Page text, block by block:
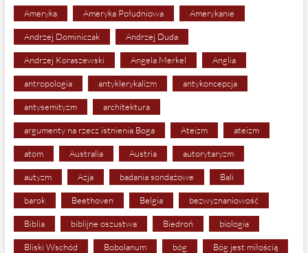
Ameryka Ameryka Południowa Amerykanie
Andrzej Dominiczak Andrzej Duda
Andrzej Koraszewski Angela Merkel Anglia
antropologia antyklerykalizm antykoncepcja
antysemityzm architektura
argumenty na rzecz istnienia Boga Ateizm ateizm
atom Australia Austria autorytaryzm
autyzm Azja badania sondażowe Bali
barok Beethoven Belgia bezwyznaniowość
Biblia biblijne oszustwa Biedroń biologia
Bliski Wschód Bobolanum bóg Bóg jest miłością